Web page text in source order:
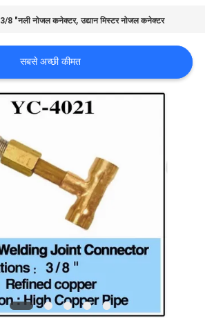
3/8 "नली नोजल कनेक्टर,उद्यान मिस्टर नोजल कनेक्टर
सबसे अच्छी कीमत